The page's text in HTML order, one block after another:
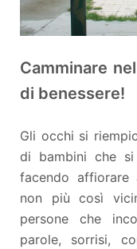
Camminare
di benessere!
Gli occhi si
di bambini che si
facendo affiorare
non più così
persone che
parole, sorrisi,